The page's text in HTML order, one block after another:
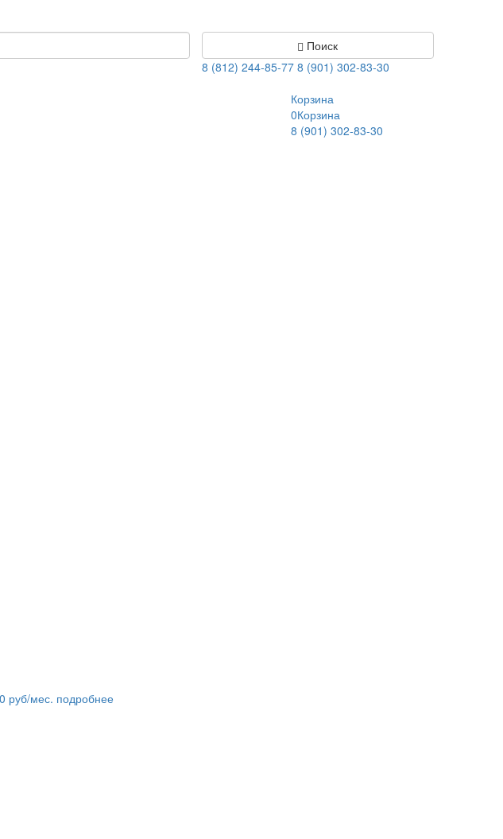
Поиск
8 (812) 244-85-77 8 (901) 302-83-30
руб/мес. подробнее
Корзина
0Корзина
8 (901) 302-83-30